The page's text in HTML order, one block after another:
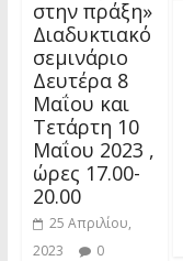
στην πράξη»
Διαδυκτιακό
σεμινάριο
Δευτέρα 8
Μαΐου και
Τετάρτη 10
Μαΐου 2023 ,
ώρες 17.00-
20.00
25 Απριλίου,
2023
0